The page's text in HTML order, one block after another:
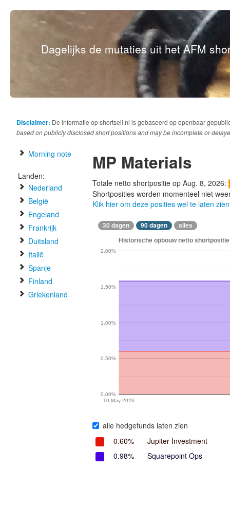
Dagelijks de mutaties uit het AFM
Disclaimer: De informatie op shortsell.nl is gebaseerd op openbaar
based on publicly disclosed short positions and may be incomplete or
Morning note
Landen:
Nederland
België
Engeland
Frankrijk
Duitsland
Italië
Spanje
Finland
Griekenland
MP Materials
Totale netto shortpositie op Aug. 8, 2026:
Shortposities worden momenteel niet
Klik hier om deze posities wel te laten zien
30 dagen 90 dagen alles
Historische opbouw netto
10 May 2026
0.00%
0.50%
1.00%
1.50%
2.00%
alle hedgefunds laten zien
0.60%
Jupiter Investment
0.98%
Squarepoint Ops